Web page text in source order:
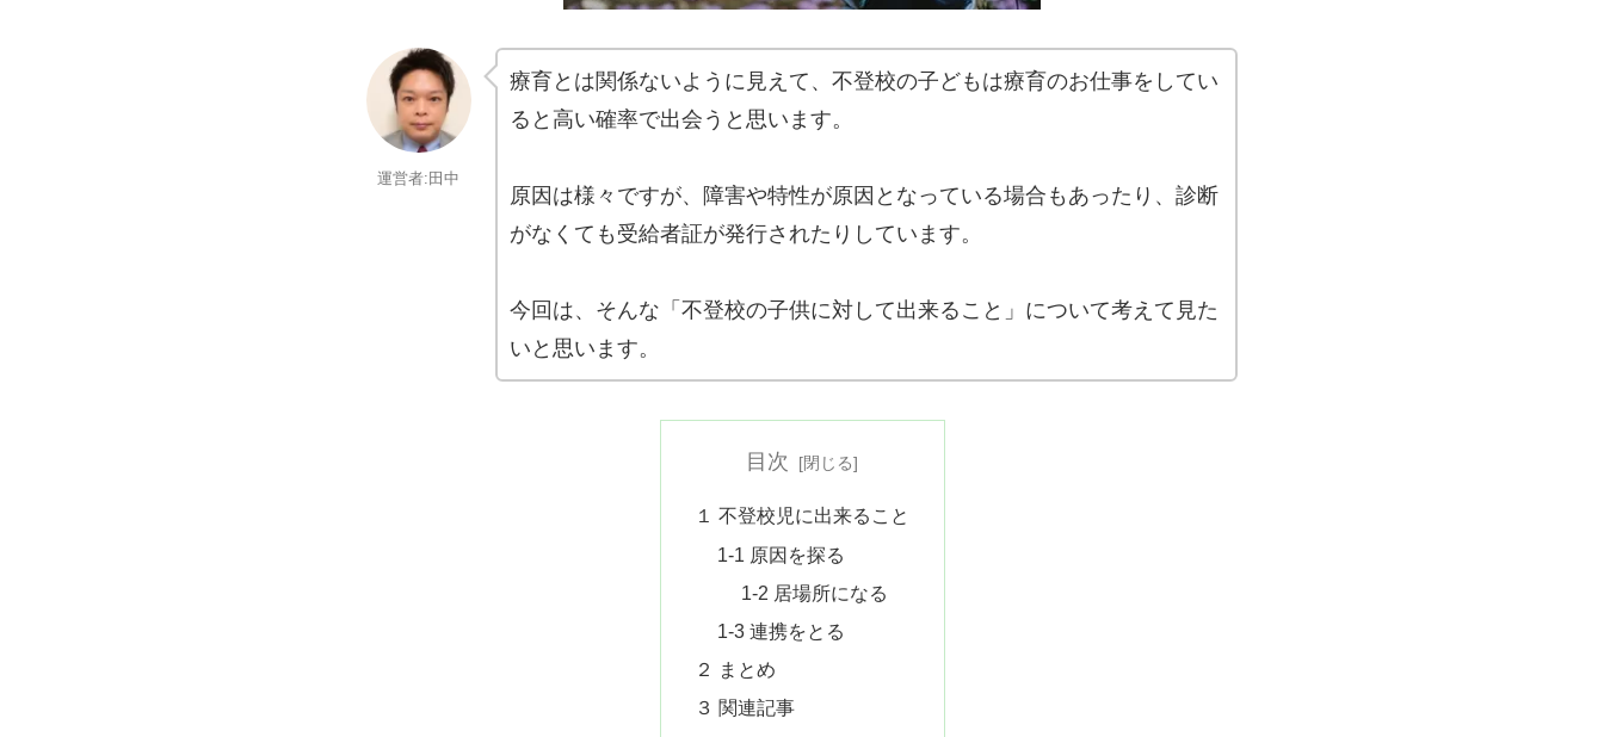
運営者:田中
療育とは関係ないように見えて、不登校の子どもは療育のお仕事をしてい
ると高い確率で出会うと思います。
原因は様々ですが、障害や特性が原因となっている場合もあったり、診断
がなくても受給者証が発行されたりしています。
今回は、そんな「不登校の子供に対して出来ること」について考えて見た
いと思います。
目次
１ 不登校児に出来ること
1-1 原因を探る
1-2 居場所になる
1-3 連携をとる
２ まとめ
３ 関連記事